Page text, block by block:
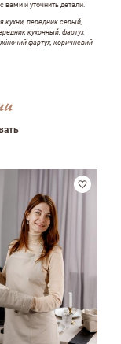
и уточнить детали.
кухни, передник серый,
кухонный, фартух
жіночий фартух, коричневий